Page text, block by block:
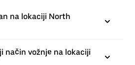
na lokaciji North
način vožnje na lokaciji